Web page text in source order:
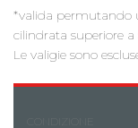
*valida permutando
cilindrata superiore
Le valigie sono